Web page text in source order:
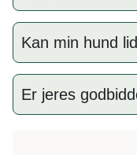
Kan min hund
Er jeres